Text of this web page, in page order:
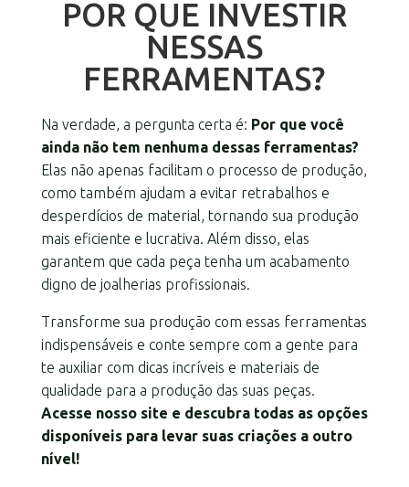
POR QUE INVESTIR
NESSAS
FERRAMENTAS?
Na verdade, a pergunta certa é: Por que você
ainda não tem nenhuma dessas ferramentas?
Elas não apenas facilitam o processo de produção,
como também ajudam a evitar retrabalhos e
desperdícios de material, tornando sua produção
mais eficiente e lucrativa. Além disso, elas
garantem que cada peça tenha um acabamento
digno de joalherias profissionais.
Transforme sua produção com essas ferramentas
indispensáveis e conte sempre com a gente para
te auxiliar com dicas incríveis e materiais de
qualidade para a produção das suas peças.
Acesse nosso site e descubra todas as opções
disponíveis para levar suas criações a outro
nível!